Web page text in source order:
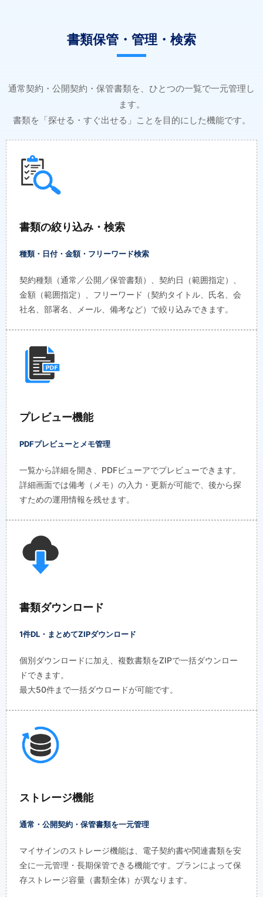
書類保管・管理・検索
通常契約・公開契約・保管書類を、ひとつの一覧で一元管理し
ます。
書類を「探せる・すぐ出せる」ことを目的にした機能です。
書類の絞り込み・検索
種類・日付・金額・フリーワード検索
契約種類（通常／公開／保管書類）、契約日（範囲指定）、
金額（範囲指定）、フリーワード（契約タイトル、氏名、会
社名、部署名、メール、備考など）で絞り込みできます。
プレビュー機能
PDFプレビューとメモ管理
一覧から詳細を開き、PDFビューアでプレビューできます。
詳細画面では備考（メモ）の入力・更新が可能で、後から探
すための運用情報を残せます。
書類ダウンロード
1件DL・まとめてZIPダウンロード
個別ダウンロードに加え、複数書類をZIPで一括ダウンロー
ドできます。
最大50件まで一括ダウロードが可能です。
ストレージ機能
通常・公開契約・保管書類を一元管理
マイサインのストレージ機能は、電子契約書や関連書類を安
全に一元管理・長期保管できる機能です。プランによって保
存ストレージ容量（書類全体）が異なります。